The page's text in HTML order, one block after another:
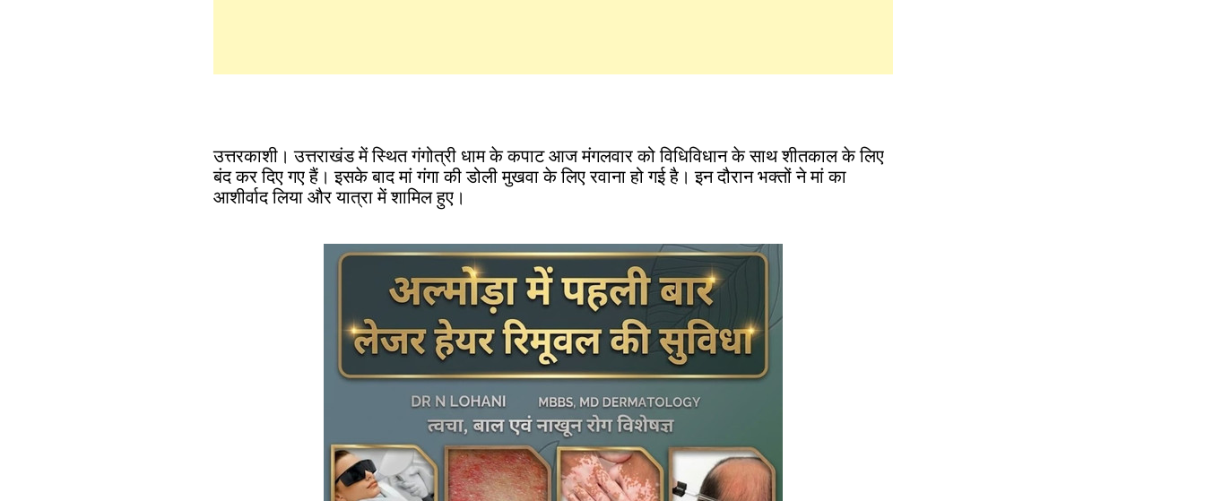
उत्तरकाशी। उत्तराखंड में स्थित गंगोत्री धाम के कपाट आज मंगलवार को विधिविधान के साथ शीतकाल के लिए
बंद कर दिए गए हैं। इसके बाद मां गंगा की डोली मुखवा के लिए रवाना हो गई है। इन दौरान भक्तों ने मां का
आशीर्वाद लिया और यात्रा में शामिल हुए।